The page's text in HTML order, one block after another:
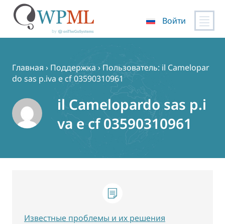
содержимому
Войти
Главная › Поддержка › Пользователь: il Camelopar
do sas p.iva e cf 03590310961
il Camelopardo sas p.i
va e cf 03590310961
Известные проблемы и их решения